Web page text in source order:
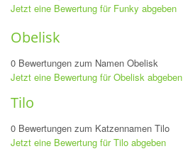
Jetzt eine Bewertung für Funky abgeben
Obelisk
0 Bewertungen zum Namen Obelisk
Jetzt eine Bewertung für Obelisk abgeben
Tilo
0 Bewertungen zum Katzennamen Tilo
Jetzt eine Bewertung für Tilo abgeben